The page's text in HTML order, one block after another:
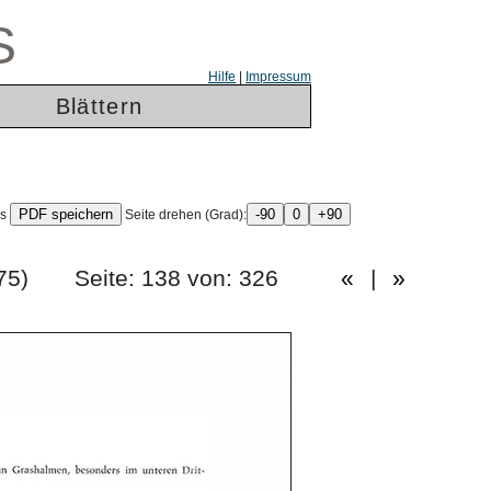
Hilfe Impressum
Blättern
Seite drehen (Grad):
1975) Seite: 138 von: 326 « | »